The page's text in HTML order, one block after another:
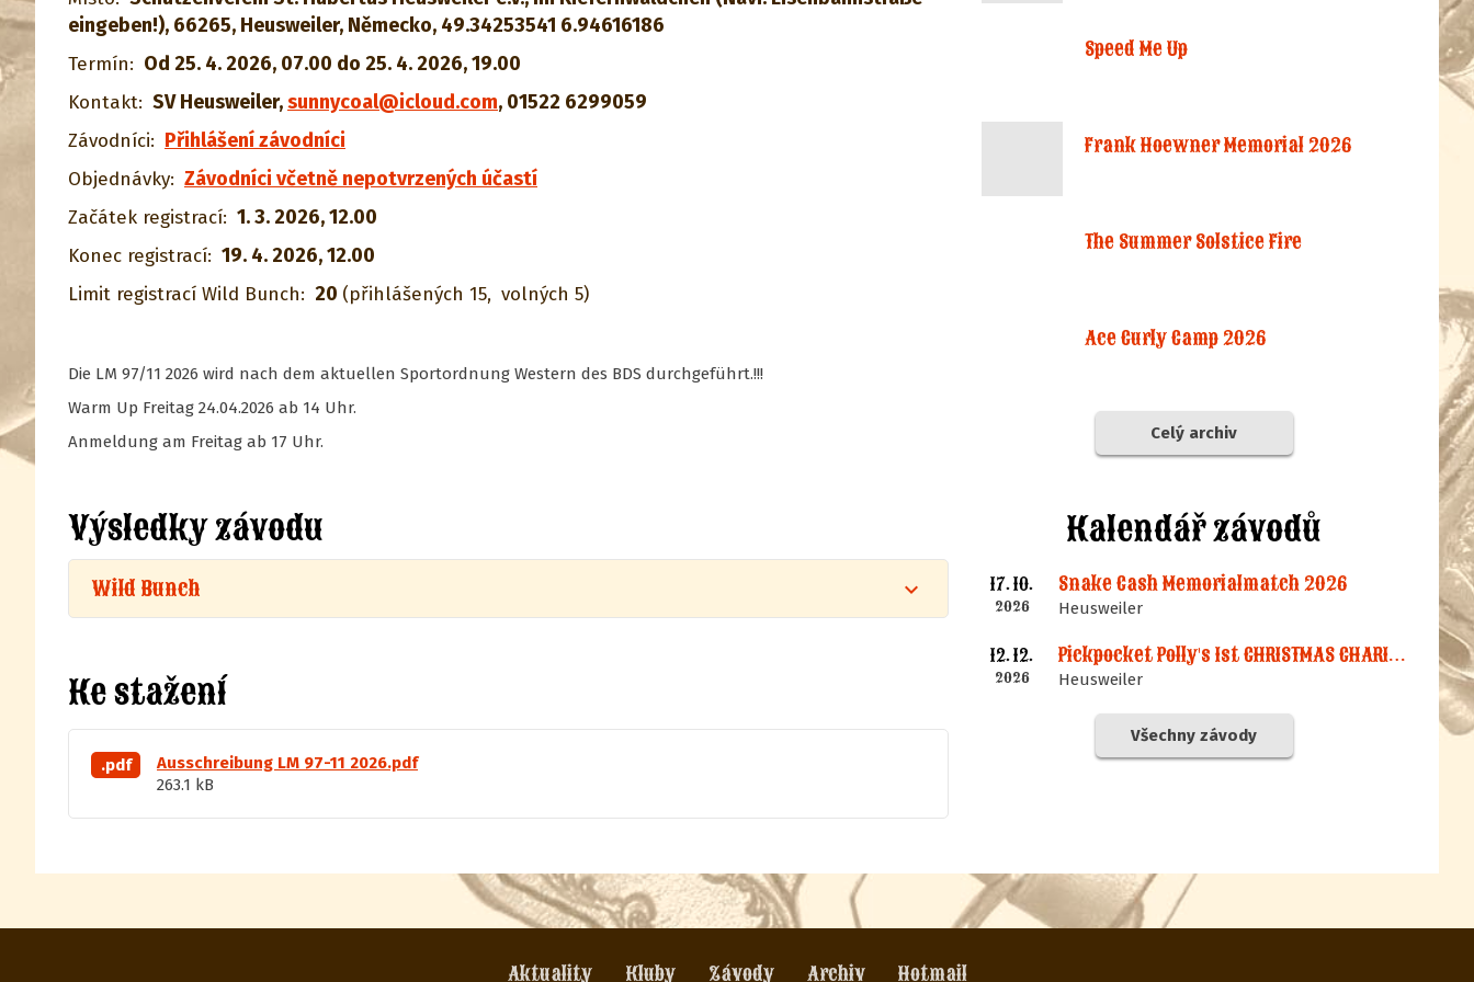
eingeben!), 66265, Heusweiler, Německo, 49.34253541 6.94616186
Termín: Od 25. 4. 2026, 07.00 do 25. 4. 2026, 19.00
Kontakt: SV Heusweiler,sunnycoal@icloud.com, 01522 6299059
Závodníci: Přihlášení závodníci
Objednávky: Závodníci včetně nepotvrzených účastí
Začátek registrací: 1. 3. 2026, 12.00
Konec registrací: 19. 4. 2026, 12.00
Limit registrací Wild Bunch: 20 (přihlášených 15, volných 5)
Die LM 97/11 2026 wird nach dem aktuellen Sportordnung Western des BDS durchgeführt.!!!
Warm Up Freitag 24.04.2026 ab 14 Uhr.
Anmeldung am Freitag ab 17 Uhr.
Výsledky závodu
Wild Bunch
Ke stažení
.pdf
Ausschreibung LM 97-11 2026.pdf
263.1 kB
Speed Me Up
Frank Hoewner Memorial 2026
The Summer Solstice Fire
Ace Curly Camp 2026
Celý archiv
Kalendář závodů
17. 10.
2026
Snake Cash Memorialmatch 2026
Heusweiler
12. 12.
2026
Pickpocket Polly's 1st CHRISTMAS CHARITY CAS MACHT
Heusweiler
Všechny závody
Aktuality Kluby Závody Archiv Hotmail